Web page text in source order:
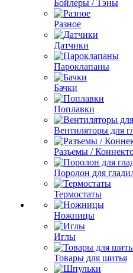
Бойлеры / Тэны
Разное
Датчики
Пароклапаны
Бачки
Поплавки
Вентиляторы для
Разъемы /
Поролон для
Термостаты
Ножницы
Иглы
Товары для шитья